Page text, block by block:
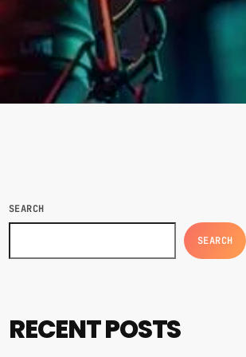
SEARCH
SEARCH
RECENT POSTS